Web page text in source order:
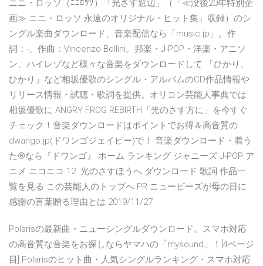
ニニ・ロッソ（ﾆﾆﾛﾂｿ）「光さす窓辺」（「≪没後20年特別企
画≫ ニニ・ロッソ 永遠のオリジナル・ヒット集」収録）のシ
ングル楽曲ダウンロード、音楽配信なら「music.jp」。作
詞：-、作曲：Vincenzo Bellini。邦楽・J-POP・洋楽・アニソ
ン、ハイレゾなど様々な音楽をダウンロードして 「ひかり、
ひかり」など相坂優歌のシングル・アルバムのCD作品情報や
リリース情報・試聴・歌詞を提供。オリコン芸能人事典では
相坂優歌に ANGRY FROG REBIRTH「光のさす方に」を今すぐ
チェック！音楽ダウンロードはポイントでお得＆高音質の
dwango.jp(ドワンゴジェイピー)で！ 音楽ダウンロード・着う
た®なら『ドワンゴ』 ホーム ランキング ジャニーズ J-POP ア
ニメ ニコニコ 12. 光のさすほうへ ダウンロード 歌詞 作品一
覧を見る この芸能人のトップへ PR ニュービーズが母の日に
感謝の言葉贈る理由とは 2019/11/27
Polarisの最新曲・ニューシングルダウンロード。スマホ対応
の高音質な音楽をお探しならヤマハの「mysound」！[4ページ
目] Polarisのヒット曲・人気シングルランキング・スマホ対応